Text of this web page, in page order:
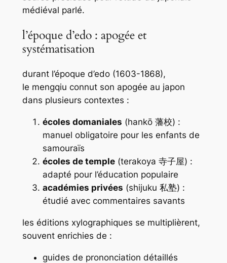
médiéval parlé.
l’époque d’edo : apogée et
systématisation
durant l’époque d’edo (1603-1868),
le mengqiu connut son apogée au japon
dans plusieurs contextes :
écoles domaniales (hankō藩校) :
manuel obligatoire pour les enfants de
samouraïs
écoles de temple(terakoya 寺子屋) :
adapté pour l’éducation populaire
académies privées (shijuku 私塾) :
étudié avec commentaires savants
les éditions xylographiques se multiplièrent,
souvent enrichies de :
guides de prononciation détaillés